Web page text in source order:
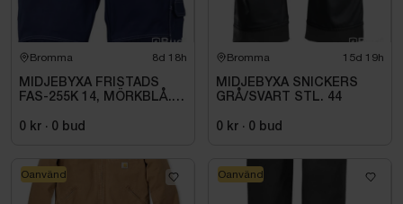
Bromma 8d 18h
MIDJEBYXA FRISTADS
FAS-255K 14, MÖRKBLÅ.
0 kr · 0 bud
Bromma 15d 19h
MIDJEBYXA SNICKERS
GRÅ/SVART STL. 44
0 kr · 0 bud
Oanvänd Oanvänd